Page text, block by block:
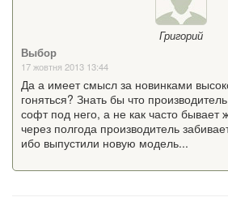
Григорий
Выбор
17 жовтня 2013 13:44
Да а имеет смысл за новинками
гоняться? Знать бы что
софт под него, а не как часто бывает
через полгода производитель
ибо выпустили новую модель...